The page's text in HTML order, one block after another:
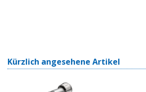
Kürzlich angesehene Artikel